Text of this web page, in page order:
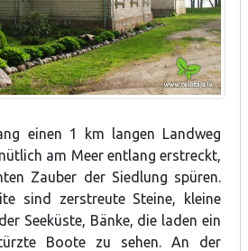
einen 1 km langen Landweg
am Meer entlang erstreckt,
Zauber der Siedlung spüren.
sind zerstreute Steine, kleine
Seeküste, Bänke, die laden ein
Boote zu sehen. An der